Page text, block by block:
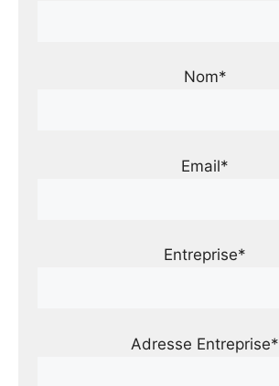
Nom*
Email*
Entreprise*
Adresse Entreprise*